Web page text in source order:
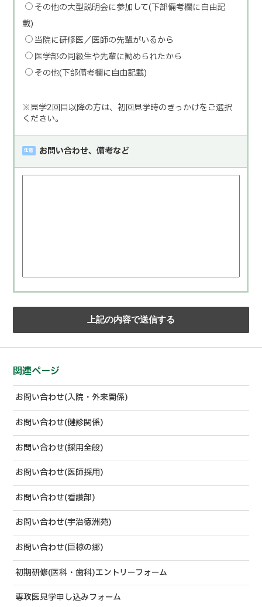
その他の大型説明会に参加して(下部備考欄に自由記
載)
当院に研修医／医師の先輩がいるから
医学部の同級生や先輩に勧められたから
その他(下部備考欄に自由記載)
※見学2回目以降の方は、初回見学時のきっかけをご選択
ください。
任意 お問い合わせ、備考など
関連ページ
お問い合わせ(入院・外来関係)
お問い合わせ(健診関係)
お問い合わせ(採用全般)
お問い合わせ(医師採用)
お問い合わせ(看護部)
お問い合わせ(宇治徳洲苑)
お問い合わせ(巨椋の郷)
初期研修(医科・歯科)エントリーフォーム
専攻医見学申し込みフォーム